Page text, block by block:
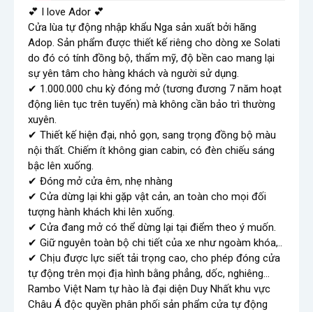
💕 I love Ador 💕
Cửa lùa tự động nhập khẩu Nga sản xuất bởi hãng
Adop. Sản phẩm được thiết kế riêng cho dòng xe Solati
do đó có tính đồng bộ, thẩm mỹ, độ bền cao mang lại
sự yên tâm cho hàng khách và người sử dụng.
✔ 1.000.000 chu kỳ đóng mở (tương đương 7 năm hoạt
động liên tục trên tuyến) mà không cần bảo trì thường
xuyên.
✔ Thiết kế hiện đại, nhỏ gọn, sang trọng đồng bộ màu
nội thất. Chiếm ít không gian cabin, có đèn chiếu sáng
bậc lên xuống.
✔ Đóng mở cửa êm, nhẹ nhàng
✔ Cửa dừng lại khi gặp vật cản, an toàn cho mọi đối
tượng hành khách khi lên xuống.
✔ Cửa đang mở có thể dừng lại tại điểm theo ý muốn.
✔ Giữ nguyên toàn bộ chi tiết của xe như ngoàm khóa,..
✔ Chịu được lực siết tải trọng cao, cho phép đóng cửa
tự động trên mọi địa hình bằng phẳng, dốc, nghiêng...
Rambo Việt Nam tự hào là đại diện Duy Nhất khu vực
Châu Á độc quyền phân phối sản phẩm cửa tự động